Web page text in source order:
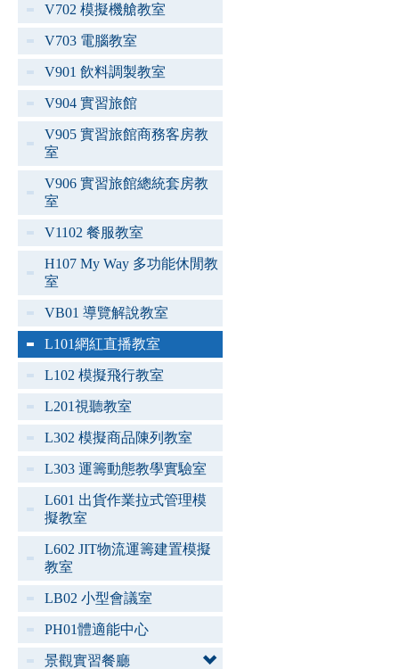
V702 模擬機艙教室
V703 電腦教室
V901 飲料調製教室
V904 實習旅館
V905 實習旅館商務客房教
室
V906 實習旅館總統套房教
室
V1102 餐服教室
H107 My Way 多功能休閒教
室
VB01 導覽解說教室
L101網紅直播教室
L102 模擬飛行教室
L201視聽教室
L302 模擬商品陳列教室
L303 運籌動態教學實驗室
L601 出貨作業拉式管理模
擬教室
L602 JIT物流運籌建置模擬
教室
LB02 小型會議室
PH01體適能中心
景觀實習餐廳